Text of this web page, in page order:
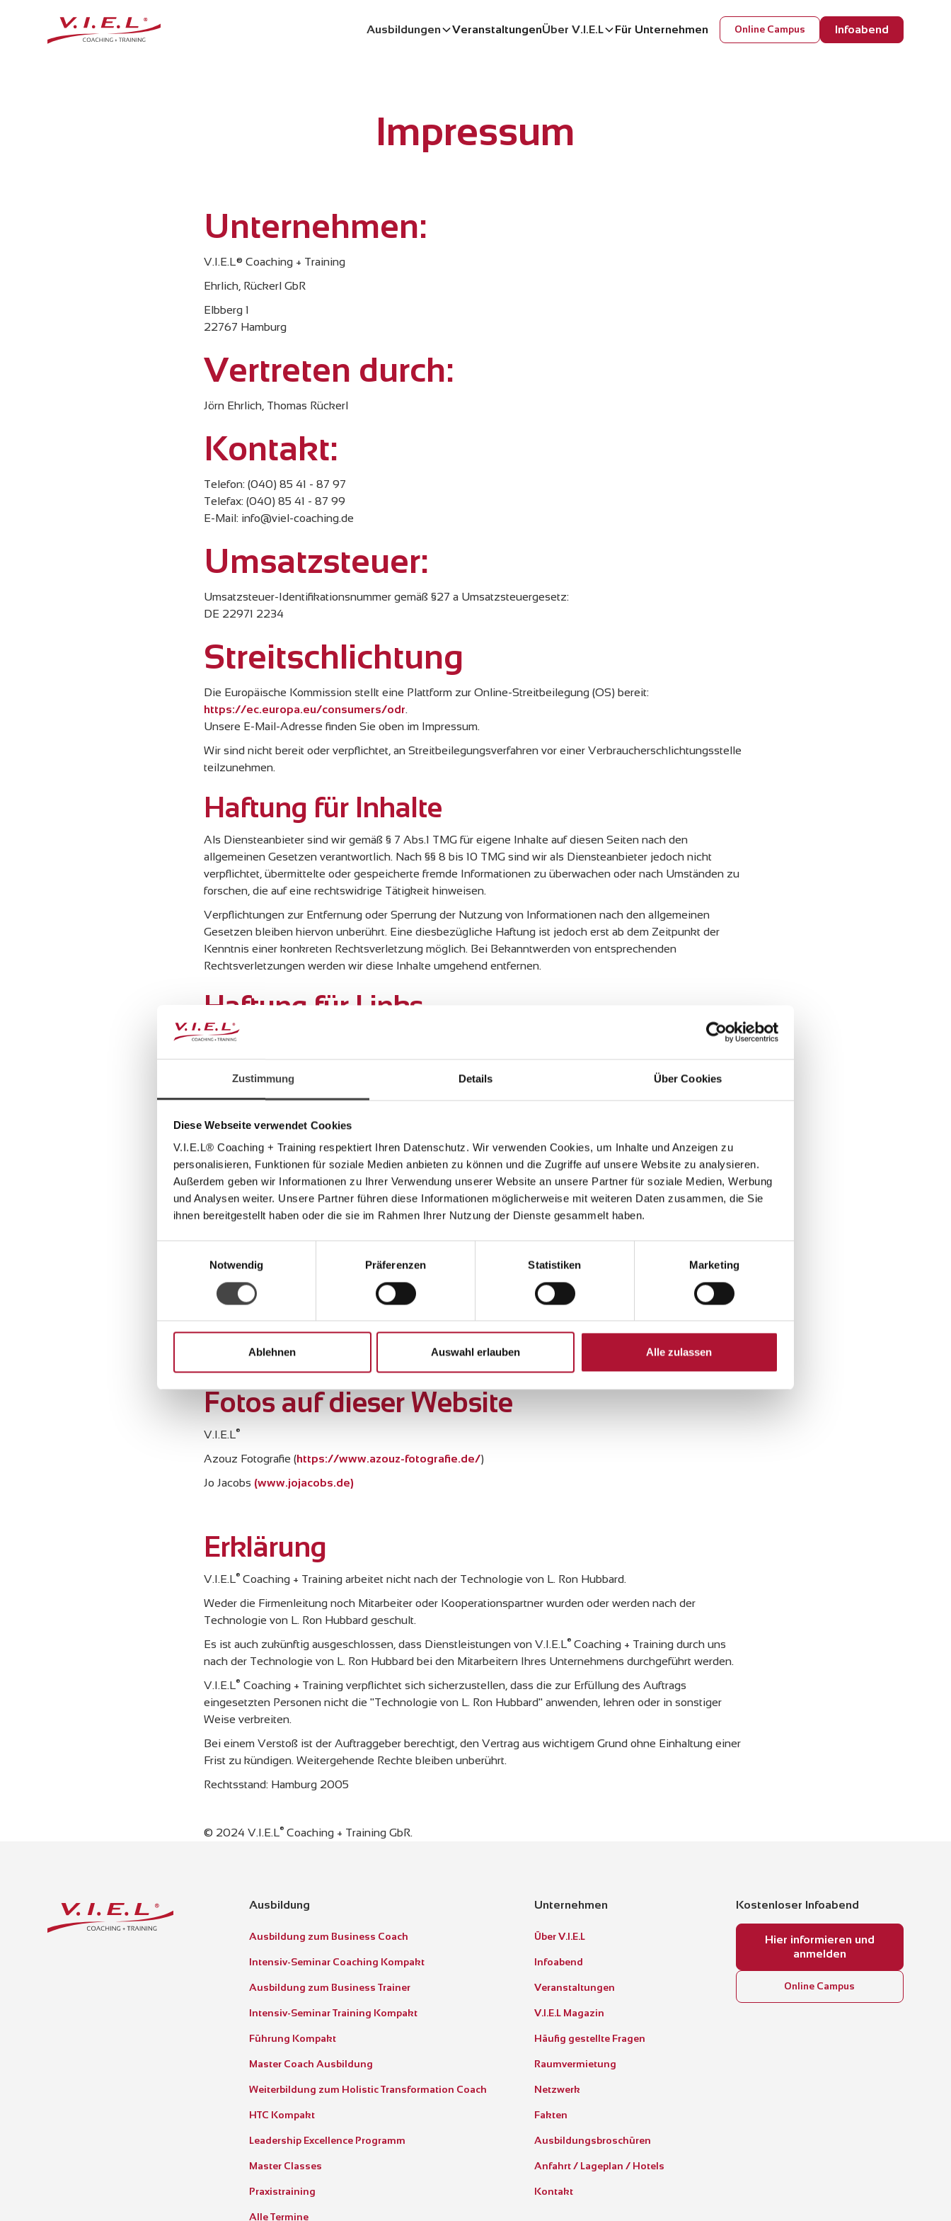
Zustimmung Details Über Cookies
Diese Webseite verwendet Cookies
V.I.E.L® Coaching + Training respektiert Ihren Datenschutz. Wir verwenden Cookies, um Inhalte und Anzeigen zu
personalisieren, Funktionen für soziale Medien anbieten zu können und die Zugriffe auf unsere Website zu analysieren.
Außerdem geben wir Informationen zu Ihrer Verwendung unserer Website an unsere Partner für soziale Medien, Werbung
und Analysen weiter. Unsere Partner führen diese Informationen möglicherweise mit weiteren Daten zusammen, die Sie
ihnen bereitgestellt haben oder die sie im Rahmen Ihrer Nutzung der Dienste gesammelt haben.
Notwendig
Präferenzen Statistiken Marketing
Ablehnen Auswahl erlauben Alle zulassen
Ausbildungen VeranstaltungenÜber V.I.E.L Für Unternehmen Online Campus Infoabend
Impressum
Unternehmen:
V.I.E.L® Coaching + Training
Ehrlich, Rückerl GbR
Elbberg 1
22767 Hamburg
Vertreten durch:
Jörn Ehrlich, Thomas Rückerl
Kontakt:
Telefon: (040) 85 41 - 87 97
Telefax: (040) 85 41 - 87 99
E-Mail: info@viel-coaching.de
Umsatzsteuer:
Umsatzsteuer-Identifikationsnummer gemäß §27 a Umsatzsteuergesetz:
DE 22971 2234
Streitschlichtung
Die Europäische Kommission stellt eine Plattform zur Online-Streitbeilegung (OS) bereit:
https://ec.europa.eu/consumers/odr.
Unsere E-Mail-Adresse finden Sie oben im Impressum.
Wir sind nicht bereit oder verpflichtet, an Streitbeilegungsverfahren vor einer Verbraucherschlichtungsstelle
teilzunehmen.
Haftung für Inhalte
Als Diensteanbieter sind wir gemäß § 7 Abs.1 TMG für eigene Inhalte auf diesen Seiten nach den
allgemeinen Gesetzen verantwortlich. Nach §§ 8 bis 10 TMG sind wir als Diensteanbieter jedoch nicht
verpflichtet, übermittelte oder gespeicherte fremde Informationen zu überwachen oder nach Umständen zu
forschen, die auf eine rechtswidrige Tätigkeit hinweisen.
Verpflichtungen zur Entfernung oder Sperrung der Nutzung von Informationen nach den allgemeinen
Gesetzen bleiben hiervon unberührt. Eine diesbezügliche Haftung ist jedoch erst ab dem Zeitpunkt der
Kenntnis einer konkreten Rechtsverletzung möglich. Bei Bekanntwerden von entsprechenden
Rechtsverletzungen werden wir diese Inhalte umgehend entfernen.
Haftung für Links
Unser Angebot enthält Links zu externen Websites Dritter, auf deren Inhalte wir keinen Einfluss haben.
verlinkten Seiten ist stets der jeweilige Anbieter oder Betreiber der Seiten verantwortlich. Die verlinkten
Seiten wurden zum Zeitpunkt der Verlinkung auf mögliche Rechtsverstöße überprüft. Rechtswidrige Inhalte
Eine permanente inhaltliche Kontrolle der verlinkten Seiten ist jedoch ohne konkrete Anhaltspunkte einer
Rechtsverletzung nicht zumutbar. Bei Bekanntwerden von Rechtsverletzungen werden wir derartige Links
umgehend entfernen.
Urheberrecht
Grenzen des Urheberrechtes bedürfen der schriftlichen Zustimmung des jeweiligen Autors bzw. Erstellers.
Downloads und Kopien dieser Seite sind nur für den privaten, nicht kommerziellen Gebrauch gestattet.
Urheberrechtsverletzung aufmerksam werden, bitten wir um einen entsprechenden Hinweis. Bei
Fotos auf dieser Website
V.I.E.L®
Azouz Fotografie (https://www.azouz-fotografie.de/)
Jo Jacobs (www.jojacobs.de)
Erklärung
V.I.E.L® Coaching + Training arbeitet nicht nach der Technologie von L. Ron Hubbard.
Weder die Firmenleitung noch Mitarbeiter oder Kooperationspartner wurden oder werden nach der
Technologie von L. Ron Hubbard geschult.
Es ist auch zukünftig ausgeschlossen, dass Dienstleistungen von V.I.E.L® Coaching + Training durch uns
nach der Technologie von L. Ron Hubbard bei den Mitarbeitern Ihres Unternehmens durchgeführt werden.
V.I.E.L® Coaching + Training verpflichtet sich sicherzustellen, dass die zur Erfüllung des Auftrags
eingesetzten Personen nicht die "Technologie von L. Ron Hubbard" anwenden, lehren oder in sonstiger
Weise verbreiten.
Bei einem Verstoß ist der Auftraggeber berechtigt, den Vertrag aus wichtigem Grund ohne Einhaltung einer
Frist zu kündigen. Weitergehende Rechte bleiben unberührt.
Rechtsstand: Hamburg 2005
© 2024 V.I.E.L® Coaching + Training GbR.
Ausbildung
Ausbildung zum Business Coach
Intensiv-Seminar Coaching Kompakt
Ausbildung zum Business Trainer
Intensiv-Seminar Training Kompakt
Führung Kompakt
Master Coach Ausbildung
Weiterbildung zum Holistic Transformation Coach
HTC Kompakt
Leadership Excellence Programm
Master Classes
Praxistraining
Alle Termine
Unternehmen
Über V.I.E.L
Infoabend
Veranstaltungen
V.I.E.L Magazin
Häufig gestellte Fragen
Raumvermietung
Netzwerk
Fakten
Ausbildungsbroschüren
Anfahrt / Lageplan / Hotels
Kontakt
Kostenloser Infoabend
Hier informieren und
anmelden
Online Campus